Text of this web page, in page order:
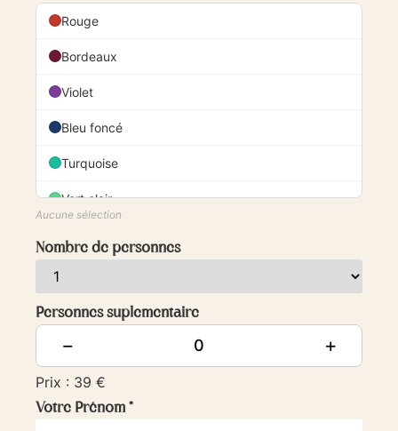
Rouge
Bordeaux
Violet
Bleu foncé
Turquoise
Vert clair
Jaune
Marron
Beige
Aucune sélection
Nombre de personnes
Personnes suplementaire
− +
Prix : 39 €
Votre Prénom *